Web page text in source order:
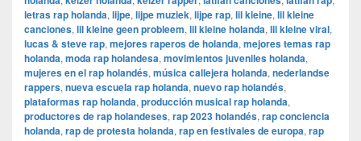
letras rap holanda, lijpe, lijpe muziek, lijpe rap, lil kleine, lil kleine
canciones, lil kleine geen probleem, lil kleine holanda, lil kleine viral,
lucas & steve rap, mejores raperos de holanda, mejores temas rap
holanda, moda rap holandesa, movimientos juveniles holanda,
mujeres en el rap holandés, música callejera holanda, nederlandse
rappers, nueva escuela rap holanda, nuevo rap holandés,
plataformas rap holanda, producción musical rap holanda,
productores de rap holandeses, rap 2023 holandés, rap conciencia
holanda, rap de protesta holanda, rap en festivales de europa, rap